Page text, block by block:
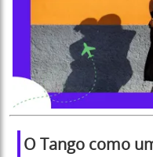
O Tango como